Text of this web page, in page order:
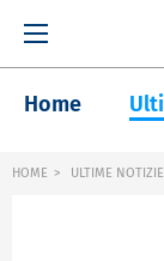
Home
HOME ULTIME NOTIZIE